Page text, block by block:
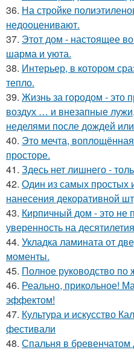
36. На стройке
недооценивают.
37. Этот дом - настоящее
шарма и уюта.
38. Интерьер, в котором
тепло.
39. Жизнь за городом - это
воздух … и внезапные
неделями после дождей
40. Это мечта,
просторе.
41. Здесь нет лишнего -
42. Один из самых простых
нанесения декоративной
43. Кирпичный дом - это не
уверенность на
44. Укладка ламината от
моменты.
45. Полное руководство по
46. Реально, прикольное!
эффектом!
47. Культура и искусство
фестивали
48. Спальня в бревенчатом